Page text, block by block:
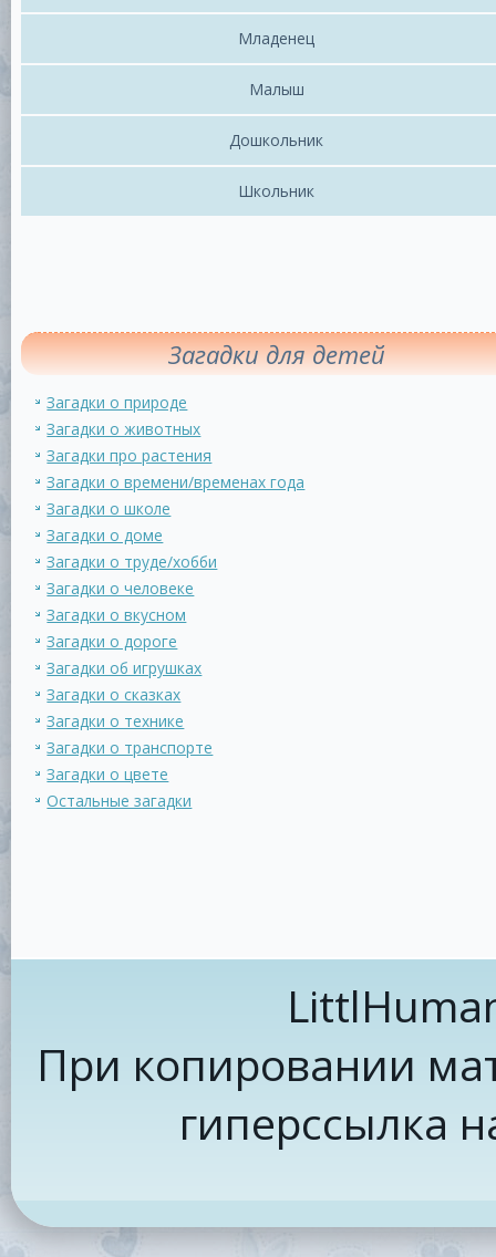
Младенец
Малыш
Дошкольник
Школьник
Загадки для детей
Загадки о природе
Загадки о животных
Загадки про растения
Загадки о времени/временах года
Загадки о школе
Загадки о доме
Загадки о труде/хобби
Загадки о человеке
Загадки о вкусном
Загадки о дороге
Загадки об игрушках
Загадки о сказках
Загадки о технике
Загадки о транспорте
Загадки о цвете
Остальные загадки
При копировании
гиперссылка